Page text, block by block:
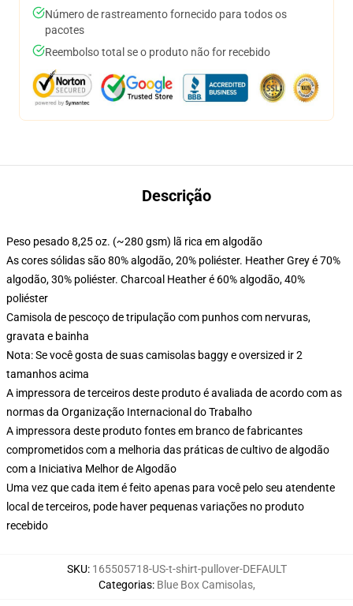
Número de rastreamento fornecido para todos os
pacotes
Reembolso total se o produto não for recebido
Descrição
Peso pesado 8,25 oz. (~280 gsm) lã rica em algodão
As cores sólidas são 80% algodão, 20% poliéster. Heather Grey é 70%
algodão, 30% poliéster. Charcoal Heather é 60% algodão, 40%
poliéster
Camisola de pescoço de tripulação com punhos com nervuras,
gravata e bainha
Nota: Se você gosta de suas camisolas baggy e oversized ir 2
tamanhos acima
A impressora de terceiros deste produto é avaliada de acordo com as
normas da Organização Internacional do Trabalho
A impressora deste produto fontes em branco de fabricantes
comprometidos com a melhoria das práticas de cultivo de algodão
com a Iniciativa Melhor de Algodão
Uma vez que cada item é feito apenas para você pelo seu atendente
local de terceiros, pode haver pequenas variações no produto
recebido
SKU: 165505718-US-t-shirt-pullover-DEFAULT
Categorias: Blue Box Camisolas,